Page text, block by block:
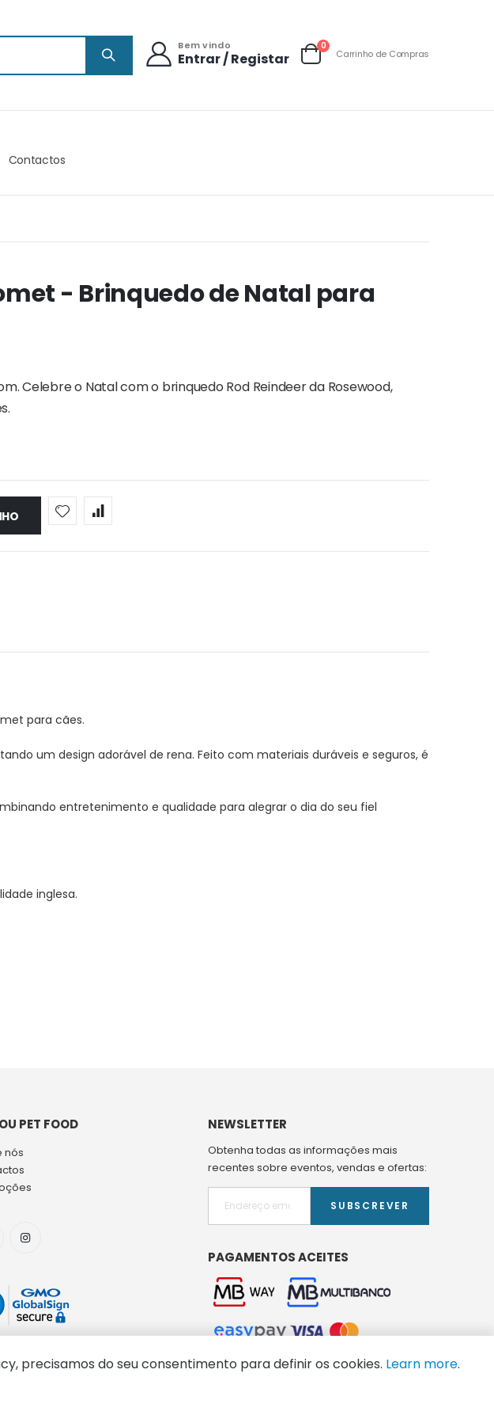
precisamos do seu consentimento para definir os cookies. Learn more.
Bem vindo
Entrar / Registar Carrinho
0items
Carrinho de Compras
Contactos
- Brinquedo de Natal para
Celebre o Natal com o brinquedo Rod Reindeer da Rosewood,
para cães.
um design adorável de rena. Feito com materiais duráveis e seguros, é
entretenimento e qualidade para alegrar o dia do seu fiel
inglesa.
PET FOOD
nós
NEWSLETTER
Obtenha todas as informações mais
recentes sobre eventos, vendas e ofertas:
SUBSCREVER
PAGAMENTOS ACEITES